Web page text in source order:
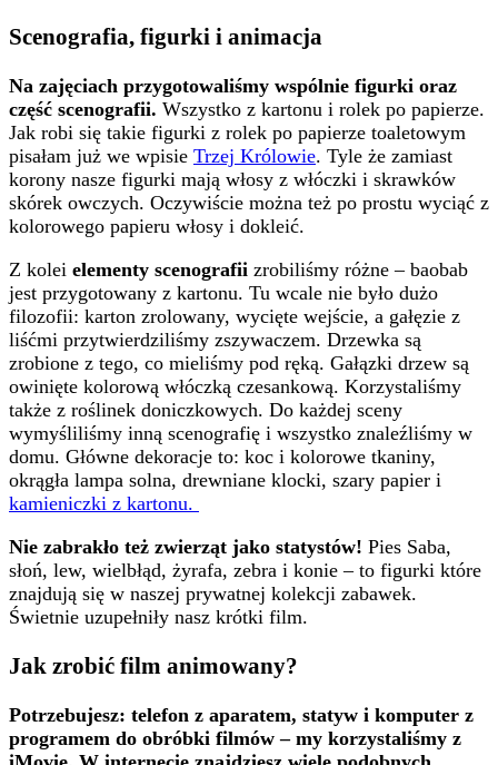
Scenografia, figurki i animacja
Na zajęciach przygotowaliśmy wspólnie figurki oraz
część scenografii. Wszystko z kartonu i rolek po papierze.
Jak robi się takie figurki z rolek po papierze toaletowym
pisałam już we wpisie Trzej Królowie. Tyle że zamiast
korony nasze figurki mają włosy z włóczki i skrawków
skórek owczych. Oczywiście można też po prostu wyciąć z
kolorowego papieru włosy i dokleić.
Z kolei elementy scenografii zrobiliśmy różne – baobab
jest przygotowany z kartonu. Tu wcale nie było dużo
filozofii: karton zrolowany, wycięte wejście, a gałęzie z
liśćmi przytwierdziliśmy zszywaczem. Drzewka są
zrobione z tego, co mieliśmy pod ręką. Gałązki drzew są
owinięte kolorową włóczką czesankową. Korzystaliśmy
także z roślinek doniczkowych. Do każdej sceny
wymyśliliśmy inną scenografię i wszystko znaleźliśmy w
domu. Główne dekoracje to: koc i kolorowe tkaniny,
okrągła lampa solna, drewniane klocki, szary papier i
kamieniczki z kartonu.
Nie zabrakło też zwierząt jako statystów! Pies Saba,
słoń, lew, wielbłąd, żyrafa, zebra i konie – to figurki które
znajdują się w naszej prywatnej kolekcji zabawek.
Świetnie uzupełniły nasz krótki film.
Jak zrobić film animowany?
Potrzebujesz: telefon z aparatem, statyw i komputer z
programem do obróbki filmów – my korzystaliśmy z